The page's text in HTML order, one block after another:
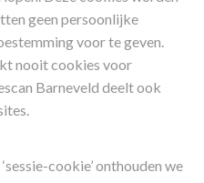
geen persoonlijke
voor te geven.
nooit cookies voor
Barneveld deelt ook
cookie’ onthouden we